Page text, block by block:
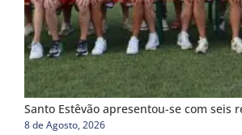
Santo Estêvão apresentou-se com seis
8 de Agosto, 2026